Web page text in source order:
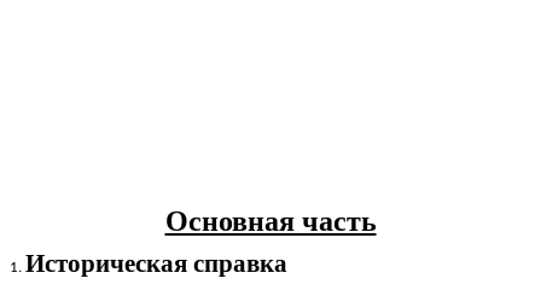
Основная часть
Историческая справка